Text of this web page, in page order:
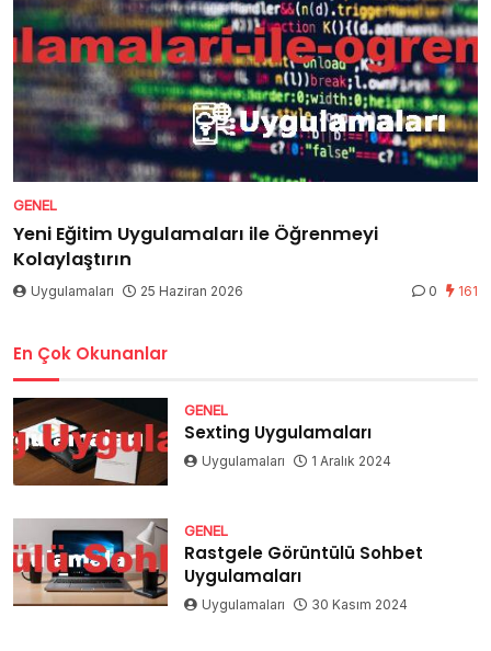
GENEL
Yeni Eğitim Uygulamaları ile Öğrenmeyi
Kolaylaştırın
Uygulamaları 25 Haziran 2026 0 161
En Çok Okunanlar
GENEL
Sexting Uygulamaları
Uygulamaları 1 Aralık 2024
GENEL
Rastgele Görüntülü Sohbet
Uygulamaları
Uygulamaları 30 Kasım 2024